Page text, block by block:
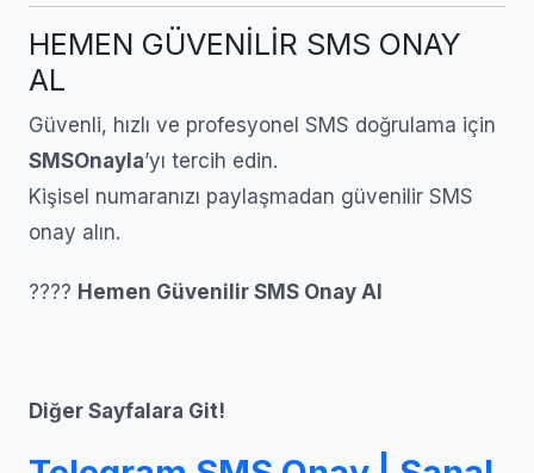
HEMEN GÜVENİLİR SMS ONAY
AL
Güvenli, hızlı ve profesyonel SMS doğrulama için
SMSOnayla’yı tercih edin.
Kişisel numaranızı paylaşmadan güvenilir SMS
onay alın.
???? Hemen Güvenilir SMS Onay Al
Diğer Sayfalara Git!